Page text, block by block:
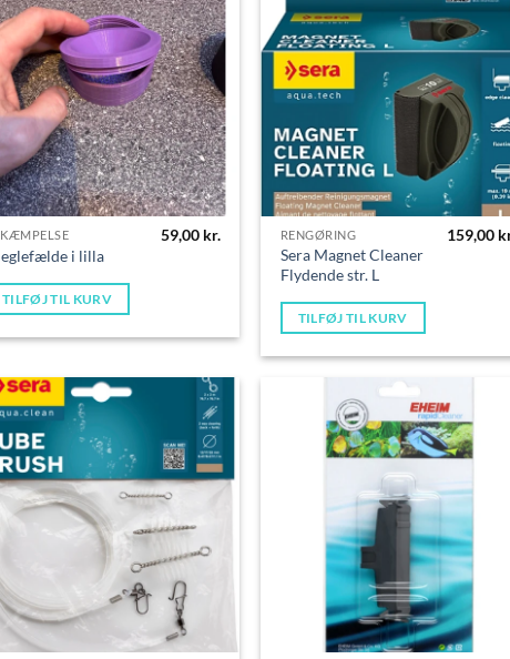
i lilla
59,00 kr.
TILFØJ TIL KURV
RENGØRING
Sera Magnet Cleaner
Flydende str. L
159,00
TILFØJ TIL KURV